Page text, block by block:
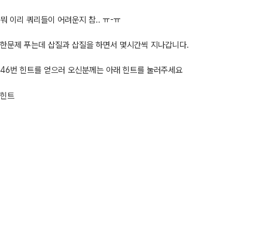
뭐 이리 쿼리들이 어려운지 참.. ㅠ-ㅠ
한문제 푸는데 삽질과 삽질을 하면서 몇시간씩 지나갑니다.
46번 힌트를 얻으러 오신분께는 아래 힌트를 눌러주세요
힌트